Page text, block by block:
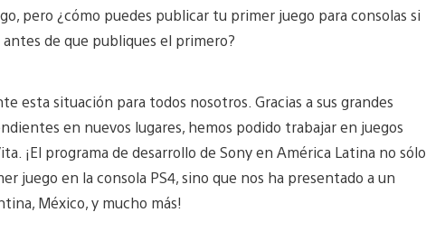
pero ¿cómo puedes publicar tu primer juego para consolas si
de que publiques el primero?
esta situación para todos nosotros. Gracias a sus grandes
en nuevos lugares, hemos podido trabajar en juegos
¡El programa de desarrollo de Sony en América Latina no sólo
en la consola PS4, sino que nos ha presentado a un
México, y mucho más!